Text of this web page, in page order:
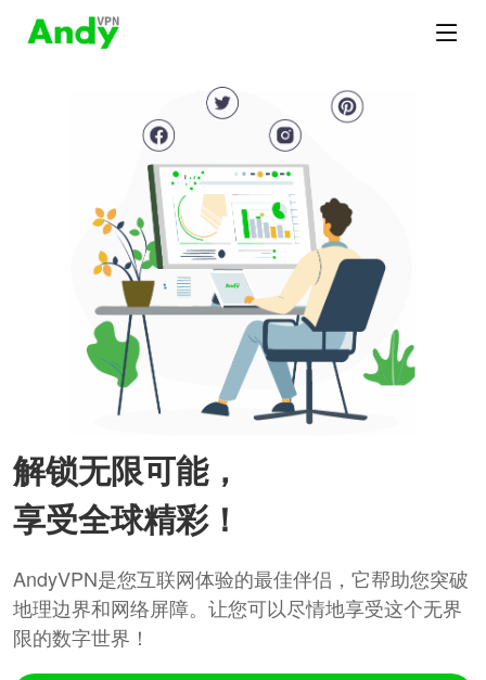
解锁无限可能，
享受全球精彩！
AndyVPN是您互联网体验的最佳伴侣，它帮助您突破
地理边界和网络屏障。让您可以尽情地享受这个无界
限的数字世界！